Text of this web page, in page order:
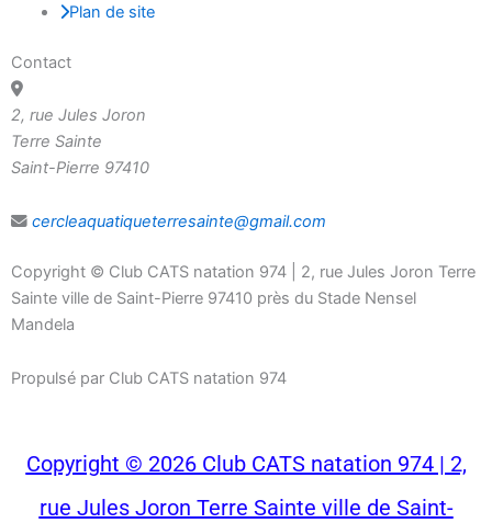
Plan de site
Contact
2, rue Jules Joron
Terre Sainte
Saint-Pierre 97410
cercleaquatiqueterresainte@gmail.com
Copyright © Club CATS natation 974 | 2, rue Jules Joron Terre
Sainte ville de Saint-Pierre 97410 près du Stade Nensel
Mandela
Propulsé par Club CATS natation 974
Copyright © 2026 Club CATS natation 974 | 2,
rue Jules Joron Terre Sainte ville de Saint-